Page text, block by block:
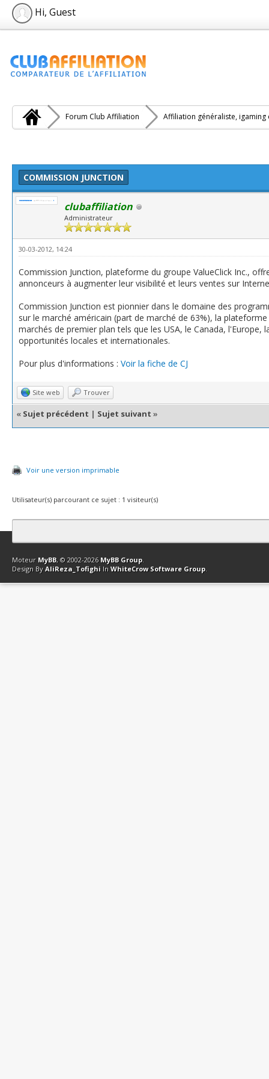
Hi, Guest
Forum Club Affiliation Affiliation généraliste, igaming
COMMISSION JUNCTION
clubaffiliation
Administrateur
30-03-2012, 14:24
Commission Junction, plateforme du groupe ValueClick Inc.,
annonceurs à augmenter leur visibilité et leurs ventes sur
Commission Junction est pionnier dans le domaine des
sur le marché américain (part de marché de 63%), la
marchés de premier plan tels que les USA, le Canada,
opportunités locales et internationales.
Pour plus d'informations : Voir la fiche de CJ
Site web Trouver
« Sujet précédent | Sujet suivant »
Voir une version imprimable
Utilisateur(s) parcourant ce sujet : 1 visiteur(s)
Contact Club Affiliation Retourner en haut Version bas-débit
Moteur MyBB, © 2002-2026 MyBB Group.
Design By AliReza_Tofighi In WhiteCrow Software Group.